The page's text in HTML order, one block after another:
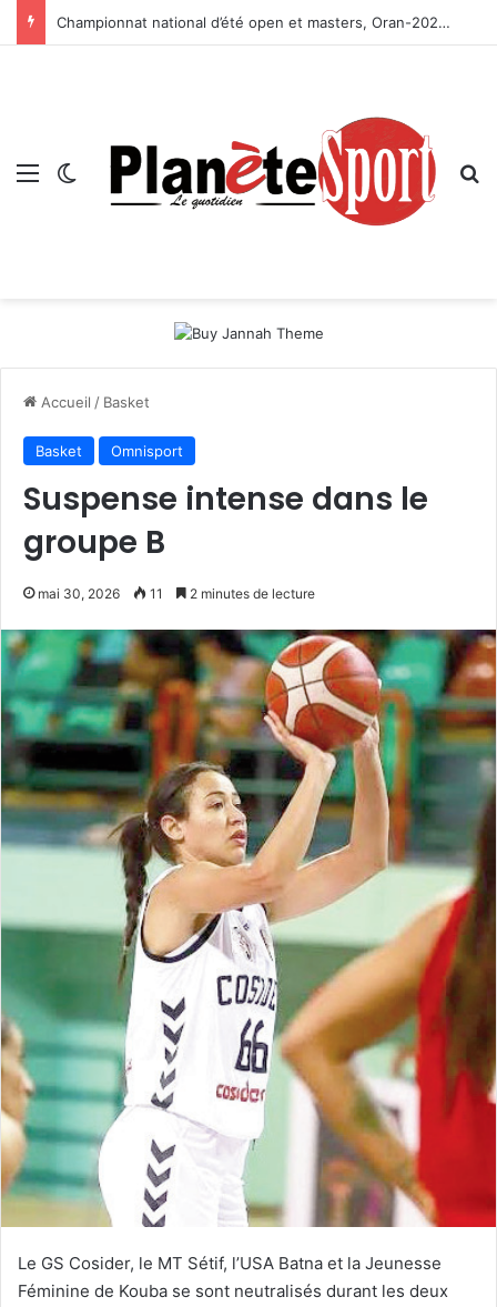
Championnat national d’été open et masters, Oran-2026 — Le CRB s’adjuge le titre
Menu Switch skin
Accueil / Basket
Basket Omnisport
Suspense intense dans le
groupe B
mai 30, 2026 11 2 minutes de lecture
Le GS Cosider, le MT Sétif, l’USA Batna et la Jeunesse
Féminine de Kouba se sont neutralisés durant les deux